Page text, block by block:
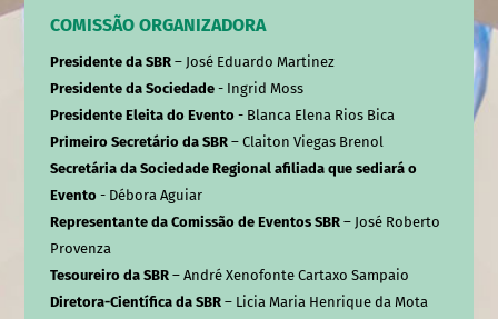
COMISSÃO ORGANIZADORA
Presidente da SBR– José Eduardo Martinez
Presidente da Sociedade- Ingrid Moss
Presidente Eleita do Evento- Blanca Elena Rios Bica
Primeiro Secretário da SBR– Claiton Viegas Brenol
Secretária da Sociedade Regional afiliada que sediará o
Evento- Débora Aguiar
Representante da Comissão de Eventos SBR– José Roberto
Provenza
Tesoureiro da SBR– André Xenofonte Cartaxo Sampaio
Diretora-Científica da SBR– Licia Maria Henrique da Mota